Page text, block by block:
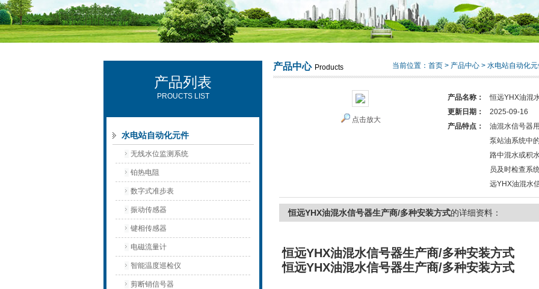
西安可雷可水电设备有限公司
产品列表
PROUCTS LIST
水电站自动化元件
无线水位监测系统
铂热电阻
数字式准步表
振动传感器
键相传感器
电磁流量计
智能温度巡检仪
剪断销信号器
产品中心 Products 当前位置： 首页 > 产品中心 > 水电站自动化
点击放大
产品名称：
恒远YHX油混
更新日期：
2025-09-16
产品特点：
油混水信号器
泵站油系统中
路中混水或积
员及时检查系
远YHX油混水
恒远YHX油混水信号器生产商/多种安装方式的详细资料：
恒远YHX油混水信号器生产商/多种安装方式
恒远YHX油混水信号器生产商/多种安装方式